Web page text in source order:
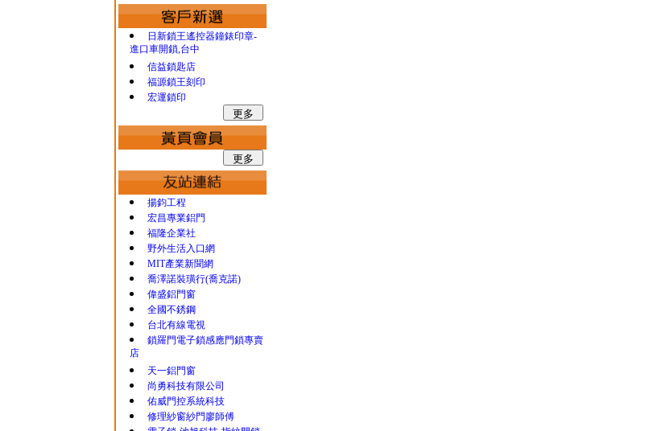
日新鎖王遙控器鐘錶印章-
進口車開鎖,台中
信益鎖匙店
福源鎖王刻印
宏運鎖印
揚鈞工程
宏昌專業鋁門
福隆企業社
野外生活入口網
MIT產業新聞網
喬澤諾裝璜行(喬克諾)
偉盛鋁門窗
全國不銹鋼
台北有線電視
鎖羅門電子鎖感應門鎖專賣
店
天一鋁門窗
尚勇科技有限公司
佑威門控系統科技
修理紗窗紗門廖師傅